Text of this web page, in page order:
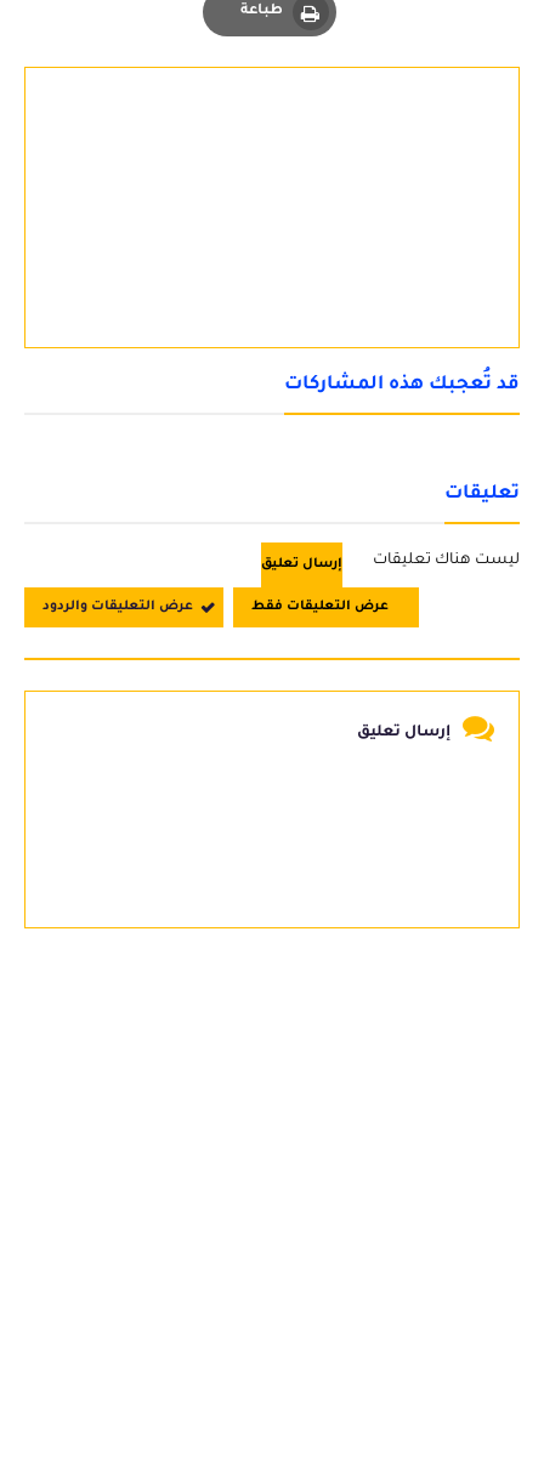
طباعة
قد تُعجبك هذه المشاركات
تعليقات
ليست هناك تعليقات إرسال تعليق
عرض التعليقات فقط عرض التعليقات والردود
إرسال تعليق